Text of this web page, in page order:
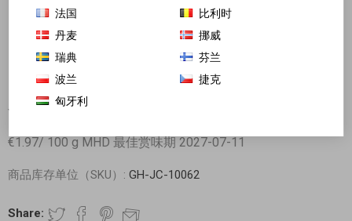
川南 香菇笋丁下饭菜 200g
€1.97/ 100 g MHD 最佳赏味期 2027-07-11
商品库存单位（SKU）: GH-JC-10062
Share:
法国
比利时
丹麦
挪威
瑞典
芬兰
波兰
捷克
匈牙利